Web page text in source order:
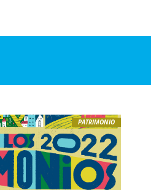
PATRIMONIO